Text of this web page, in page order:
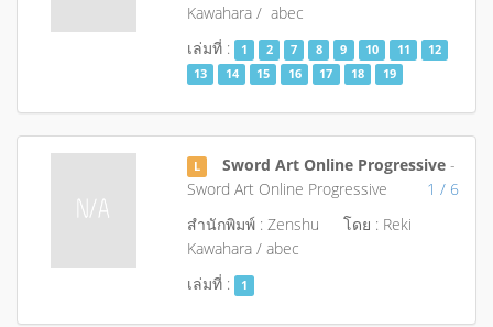
Kawahara / abec
เล่มที่ :
1 2 7 8 9 10 11
12
13
14 15 16 17 18 19
L Sword Art Online Progressive -
Sword Art Online Progressive
1 / 6
สำนักพิมพ์ : Zenshu
โดย : Reki
Kawahara / abec
เล่มที่ :
1